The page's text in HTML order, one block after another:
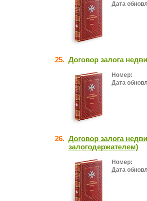
Дата
25. Договор залога
Номер:
Дата
26. Договор залога
залогодержателем)
Номер:
Дата